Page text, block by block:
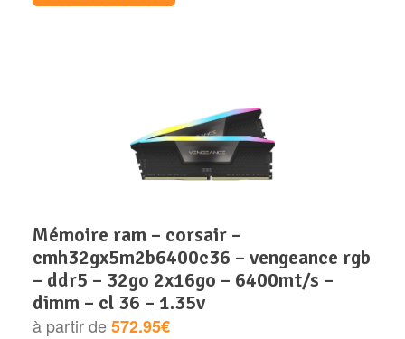
mémoire ram – corsair –
cmh32gx5m2b6400c36 – vengeance rgb
– ddr5 – 32go 2x16go – 6400mt/s –
dimm – cl 36 – 1.35v
à partir de572.95€